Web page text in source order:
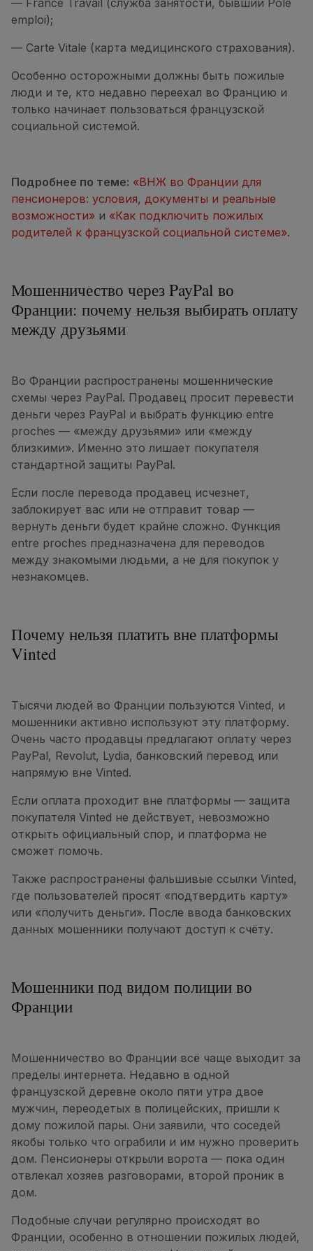
— France Travail (служба занятости, бывший Pôle
emploi);
— Carte Vitale (карта медицинского страхования).
Особенно осторожными должны быть пожилые
люди и те, кто недавно переехал во Францию и
только начинает пользоваться французской
социальной системой.
Подробнее по теме: «ВНЖ во Франции для
пенсионеров: условия, документы и реальные
возможности» и «Как подключить пожилых
родителей к французской социальной системе».
Мошенничество через PayPal во
Франции: почему нельзя выбирать оплату
между друзьями
Во Франции распространены мошеннические
схемы через PayPal. Продавец просит перевести
деньги через PayPal и выбрать функцию entre
proches — «между друзьями» или «между
близкими». Именно это лишает покупателя
стандартной защиты PayPal.
Если после перевода продавец исчезнет,
заблокирует вас или не отправит товар —
вернуть деньги будет крайне сложно. Функция
entre proches предназначена для переводов
между знакомыми людьми, а не для покупок у
незнакомцев.
Почему нельзя платить вне платформы
Vinted
Тысячи людей во Франции пользуются Vinted, и
мошенники активно используют эту платформу.
Очень часто продавцы предлагают оплату через
PayPal, Revolut, Lydia, банковский перевод или
напрямую вне Vinted.
Если оплата проходит вне платформы — защита
покупателя Vinted не действует, невозможно
открыть официальный спор, и платформа не
сможет помочь.
Также распространены фальшивые ссылки Vinted,
где пользователей просят «подтвердить карту»
или «получить деньги». После ввода банковских
данных мошенники получают доступ к счёту.
Мошенники под видом полиции во
Франции
Мошенничество во Франции всё чаще выходит за
пределы интернета. Недавно в одной
французской деревне около пяти утра двое
мужчин, переодетых в полицейских, пришли к
дому пожилой пары. Они заявили, что соседей
якобы только что ограбили и им нужно проверить
дом. Пенсионеры открыли ворота — пока один
отвлекал хозяев разговорами, второй проник в
дом.
Подобные случаи регулярно происходят во
Франции, особенно в отношении пожилых людей,